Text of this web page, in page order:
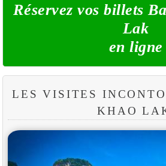
Réservez vos billets
Lak
en ligne
LES VISITES
KHAO